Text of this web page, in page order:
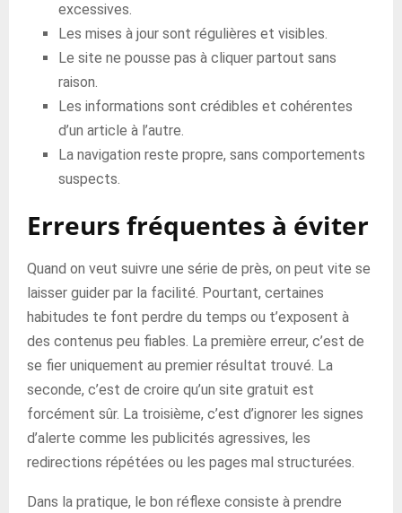
excessives.
Les mises à jour sont régulières et visibles.
Le site ne pousse pas à cliquer partout sans
raison.
Les informations sont crédibles et cohérentes
d’un article à l’autre.
La navigation reste propre, sans comportements
suspects.
Erreurs fréquentes à éviter
Quand on veut suivre une série de près, on peut vite se
laisser guider par la facilité. Pourtant, certaines
habitudes te font perdre du temps ou t’exposent à
des contenus peu fiables. La première erreur, c’est de
se fier uniquement au premier résultat trouvé. La
seconde, c’est de croire qu’un site gratuit est
forcément sûr. La troisième, c’est d’ignorer les signes
d’alerte comme les publicités agressives, les
redirections répétées ou les pages mal structurées.
Dans la pratique, le bon réflexe consiste à prendre